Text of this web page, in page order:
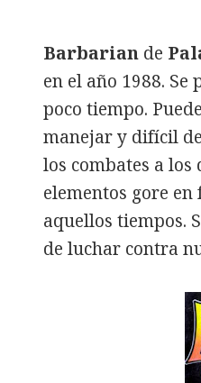
Barbarian de
en el año 1988.
poco tiempo.
manejar y difícil
los combates a los
elementos gore
aquellos tiempos.
de luchar contra